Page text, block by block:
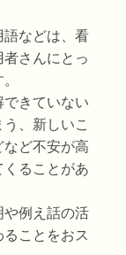
語などは、看
さんにとっ
きていない
、新しいこ
など不安が高
くることがあ
や例え話の活
ことをおス